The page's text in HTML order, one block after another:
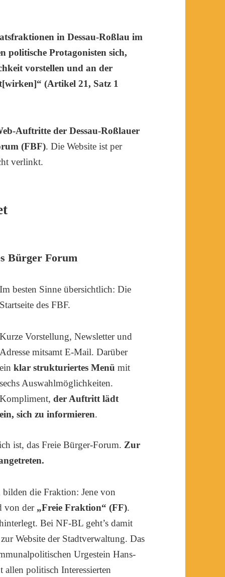
in Dessau-Roßlau im
politische Protagonisten sich,
vorstellen und an der
(Artikel 21, Satz 1
Auftritte der Dessau-Roßlauer
(FBF). Die Website ist per
verlinkt.
Bürger Forum
Im besten Sinne übersichtlich: Die
Startseite des FBF.
Kurze Vorstellung, Newsletter und
Adresse mitsamt E-Mail. Darüber
ein klar strukturiertes Menü mit
sechs Auswahlmöglichkeiten.
Kompliment, der Auftritt lädt
ein, sich zu informieren.
ist, das Freie Bürger-Forum. Zur
bilden die Fraktion: Jene von
von der „Freie Fraktion“ (FF).
Bei NF-BL geht’s damit
Website der Stadtverwaltung. Das
Urgestein Hans-
allen politisch Interessierten